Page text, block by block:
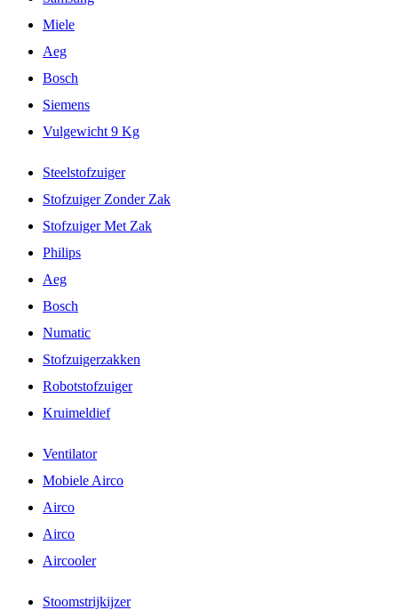
Miele
Aeg
Bosch
Siemens
Vulgewicht 9 Kg
Steelstofzuiger
Stofzuiger Zonder Zak
Stofzuiger Met Zak
Philips
Aeg
Bosch
Numatic
Stofzuigerzakken
Robotstofzuiger
Kruimeldief
Ventilator
Mobiele Airco
Airco
Airco
Aircooler
Stoomstrijkijzer